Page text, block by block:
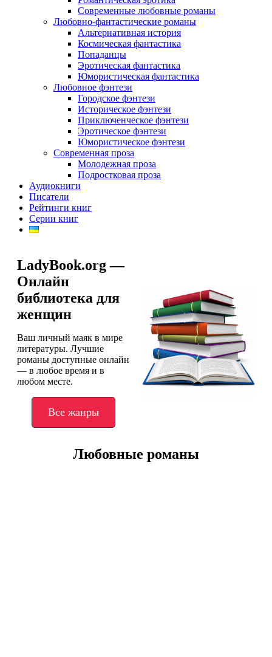
Современные любовные романы
Любовно-фантастические романы
Альтернативная история
Космическая фантастика
Попаданцы
Эротическая фантастика
Юмористическая фантастика
Любовное фэнтези
Городское фэнтези
Историческое фэнтези
Приключенческое фэнтези
Эротическое фэнтези
Юмористическое фэнтези
Современная проза
Молодежная проза
Подростковая проза
Аудиокниги
Писатели
Рейтинги книг
Серии книг
LadyBook.org —
Онлайн
библиотека для
женщин
Ваш личный маяк в мире
литературы. Лучшие
романы доступные онлайн
— в любое время и в
любом месте.
Все жанры
Любовные романы